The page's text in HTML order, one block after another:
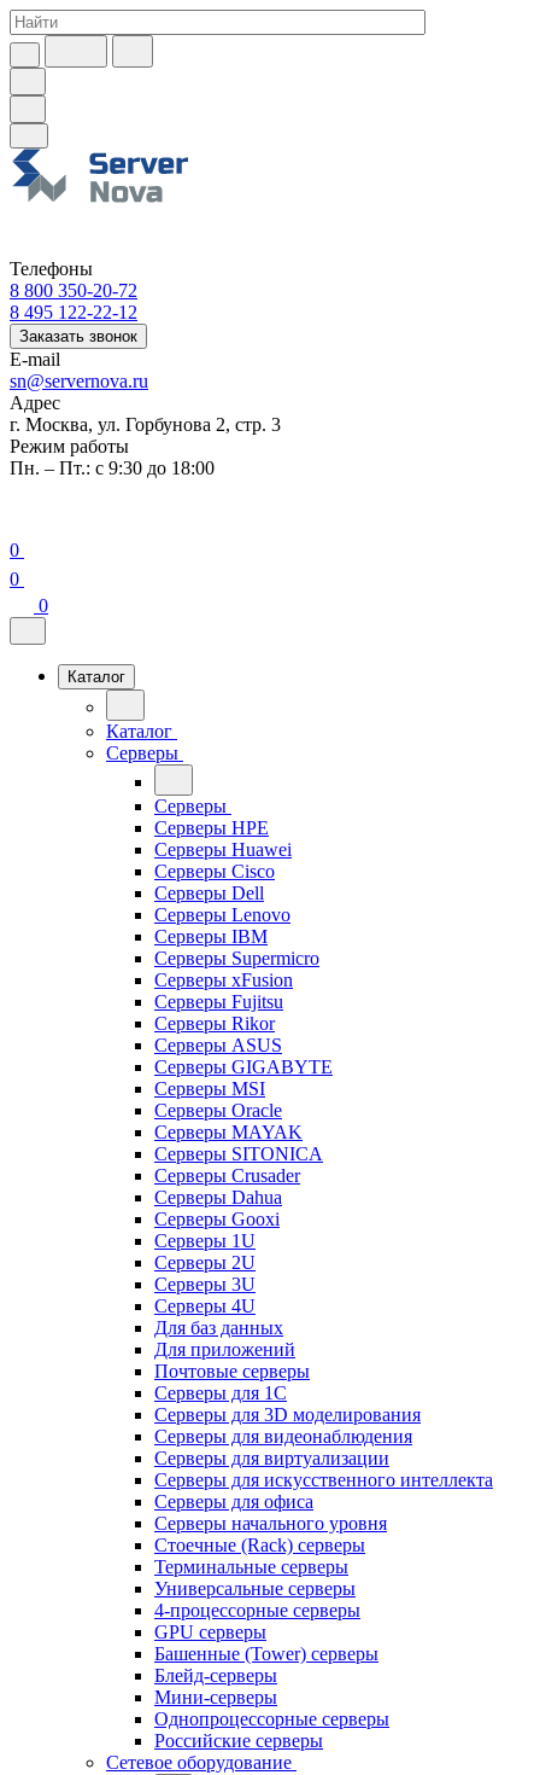
Телефоны
8 800 350-20-72
8 495 122-22-12
Заказать звонок
E-mail
sn@servernova.ru
Адрес
г. Москва, ул. Горбунова 2, стр. 3
Режим работы
Пн. – Пт.: с 9:30 до 18:00
0
0
0
Каталог
Каталог
Серверы
Серверы
Серверы HPE
Серверы Huawei
Серверы Cisco
Серверы Dell
Серверы Lenovo
Серверы IBM
Серверы Supermicro
Серверы xFusion
Серверы Fujitsu
Серверы Rikor
Серверы ASUS
Серверы GIGABYTE
Серверы MSI
Серверы Oracle
Серверы MAYAK
Серверы SITONICA
Серверы Crusader
Серверы Dahua
Серверы Gooxi
Серверы 1U
Серверы 2U
Серверы 3U
Серверы 4U
Для баз данных
Для приложений
Почтовые серверы
Серверы для 1С
Серверы для 3D моделирования
Серверы для видеонаблюдения
Серверы для виртуализации
Серверы для искусственного интеллекта
Серверы для офиса
Серверы начального уровня
Стоечные (Rack) серверы
Терминальные серверы
Универсальные серверы
4-процессорные серверы
GPU серверы
Башенные (Tower) серверы
Блейд-серверы
Мини-серверы
Однопроцессорные серверы
Российские серверы
Сетевое оборудование